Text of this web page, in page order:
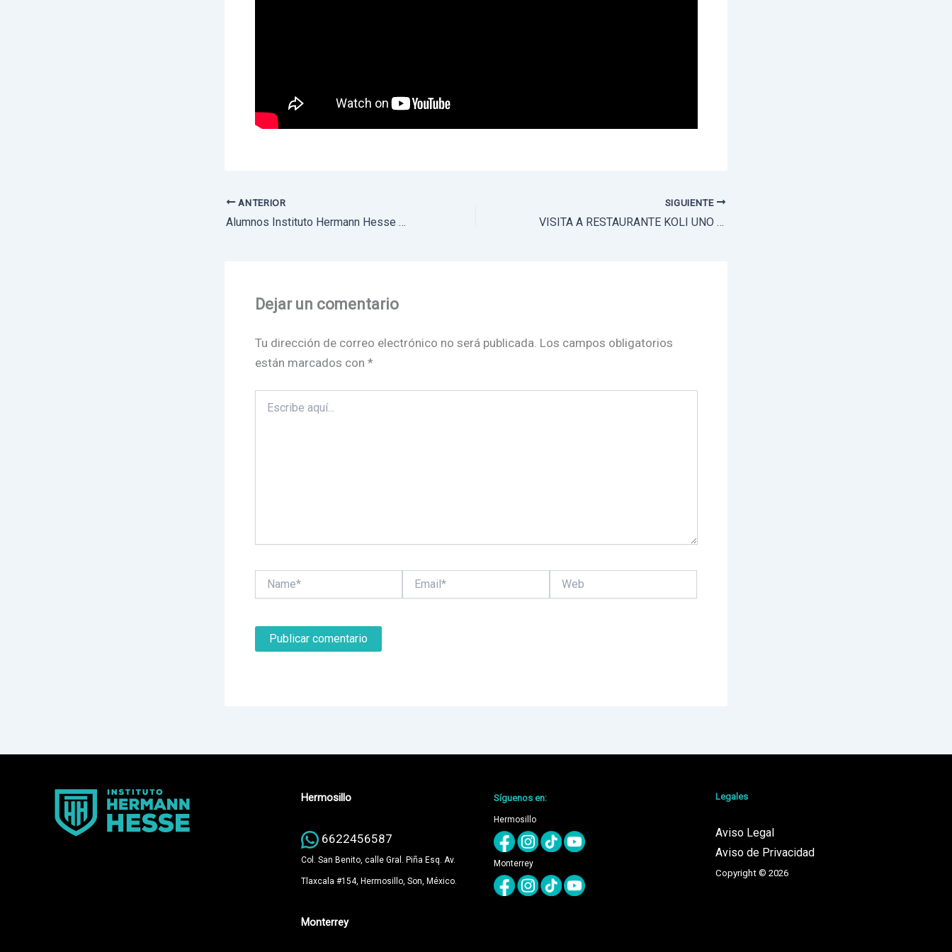
ANTERIOR
Alumnos Instituto Hermann Hesse HH Campamento de Parrillada 2023
SIGUIENTE
VISITA A RESTAURANTE KOLI UNO DE LOS DOS ÚNICOS RESTAURANTES DE ESTRELLAS MICHELI EN NUEVO LEÓN
Dejar un comentario
Tu dirección de correo electrónico no será publicada. Los campos obligatorios
están marcados con *
aquí...
Hermosillo
6622456587
Col. San Benito, calle Gral. Piña Esq. Av.
Tlaxcala #154, Hermosillo, Son, México.
Monterrey
Síguenos en:
Hermosillo
Monterrey
Legales
Aviso Legal
Aviso de Privacidad
Copyright © 2026